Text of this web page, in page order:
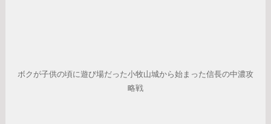
ボクが子供の頃に遊び場だった小牧山城から始まった信長の中濃攻
略戦